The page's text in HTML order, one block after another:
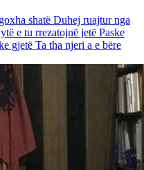
shatë Duhej ruajtur nga
e tu rrezatojnë jetë Paske
gjetë Ta tha njeri a e bëre